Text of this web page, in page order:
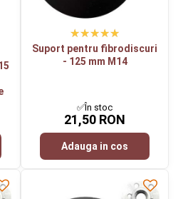
Suport pentru fibrodiscuri
- 125 mm M14
✅În stoc
21,50 RON
Adauga in cos